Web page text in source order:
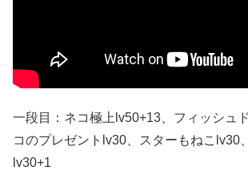
一段目：ネコ極上lv50+13、フィッシュ
コのプレゼントlv30、スターもねこlv30
lv30+1